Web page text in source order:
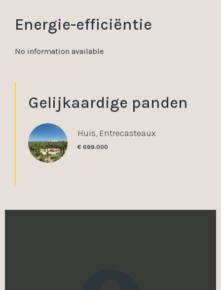
Energie-efficiëntie
No information available
Gelijkaardige panden
Huis, Entrecasteaux
€ 699.000